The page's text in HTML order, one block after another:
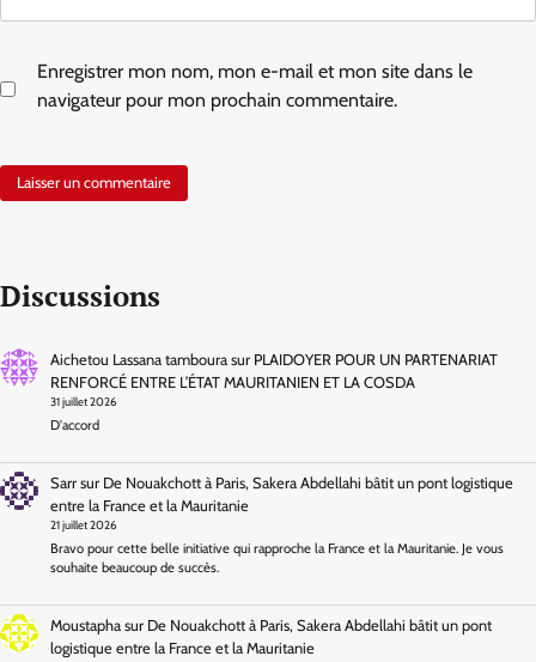
Enregistrer mon nom, mon e-mail et mon site dans le
navigateur pour mon prochain commentaire.
Discussions
Aichetou Lassana tambourasur PLAIDOYER POUR UN PARTENARIAT
RENFORCÉ ENTRE L’ÉTAT MAURITANIEN ET LA COSDA
31 juillet 2026
D'accord
Sarrsur De Nouakchott à Paris, Sakera Abdellahi bâtit un pont logistique
entre la France et la Mauritanie
21 juillet 2026
Bravo pour cette belle initiative qui rapproche la France et la Mauritanie. Je vous
souhaite beaucoup de succès.
Moustaphasur De Nouakchott à Paris, Sakera Abdellahi bâtit un pont
logistique entre la France et la Mauritanie